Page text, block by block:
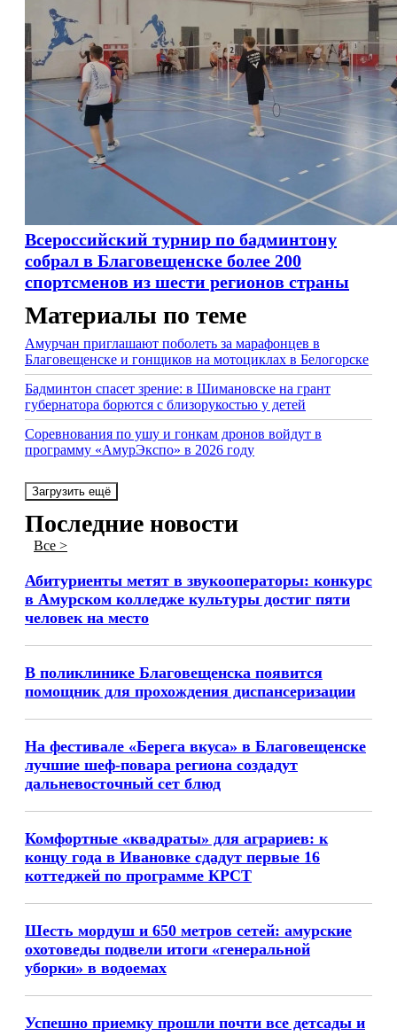
Всероссийский турнир по бадминтону
собрал в Благовещенске более 200
спортсменов из шести регионов страны
Материалы по теме
Амурчан приглашают поболеть за марафонцев в
Благовещенске и гонщиков на мотоциклах в Белогорске
Бадминтон спасет зрение: в Шимановске на грант
губернатора борются с близорукостью у детей
Соревнования по ушу и гонкам дронов войдут в
программу «АмурЭкспо» в 2026 году
Загрузить ещё
Последние новости
Все >
Абитуриенты метят в звукооператоры: конкурс
в Амурском колледже культуры достиг пяти
человек на место
В поликлинике Благовещенска появится
помощник для прохождения диспансеризации
На фестивале «Берега вкуса» в Благовещенске
лучшие шеф-повара региона создадут
дальневосточный сет блюд
Комфортные «квадраты» для аграриев: к
концу года в Ивановке сдадут первые 16
коттеджей по программе КРСТ
Шесть мордуш и 650 метров сетей: амурские
охотоведы подвели итоги «генеральной
уборки» в водоемах
Успешно приемку прошли почти все детсады и